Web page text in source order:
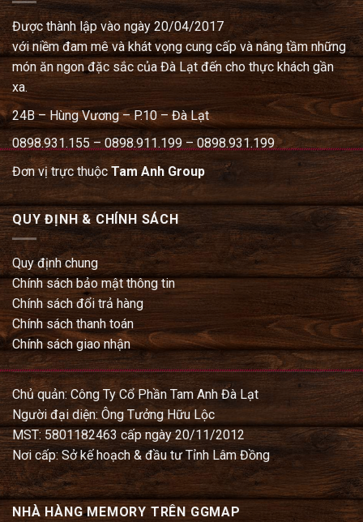
Được thành lập vào ngày 20/04/2017
với niềm đam mê và khát vọng cung cấp và nâng tầm những
món ăn ngon đặc sắc của Đà Lạt đến cho thực khách gần
xa.
24B – Hùng Vương – P.10 – Đà Lạt
0898.931.155 – 0898.911.199 – 0898.931.199
Đơn vị trực thuộcTam Anh Group
QUY ĐỊNH & CHÍNH SÁCH
Quy định chung
Chính sách bảo mật thông tin
Chính sách đổi trả hàng
Chính sách thanh toán
Chính sách giao nhận
Chủ quản: Công Ty Cổ Phần Tam Anh Đà Lạt
Người đại diện: Ông Tưởng Hữu Lộc
MST: 5801182463 cấp ngày 20/11/2012
Nơi cấp: Sở kế hoạch & đầu tư Tỉnh Lâm Đồng
NHÀ HÀNG MEMORY TRÊN GGMAP